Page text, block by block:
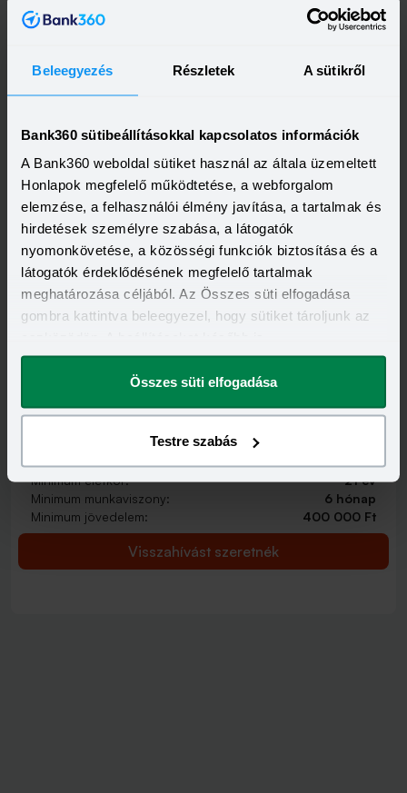
Beleegyezés Részletek A sütikről
Bank360 sütibeállításokkal kapcsolatos információk
A Bank360 weboldal sütiket használ az általa üzemeltett
Honlapok megfelelő működtetése, a webforgalom
elemzése, a felhasználói élmény javítása, a tartalmak és
hirdetések személyre szabása, a látogatók
nyomonkövetése, a közösségi funkciók biztosítása és a
látogatók érdeklődésének megfelelő tartalmak
meghatározása céljából. Az Összes süti elfogadása
gombra kattintva beleegyezel, hogy sütiket tároljunk az
megváltoztathatod.
Összes süti elfogadása
Testre szabás
500 000 - 15 000 000 Ft
13,20 - 21,10% 10,99 - 18,49%
KEDVEZMÉNY FELTÉTELEI
Minimum életkor:
21 év
Minimum munkaviszony:
Minimum jövedelem:
Visszahívást szeretnék
OTP Otthon Személyi Kölcsön
2 000 000 - 15 000 000 Ft
12,70 - 14,99% 9,99 - 13,49%
Minimum életkor:
21 év
Minimum munkaviszony:
6 hónap
Minimum jövedelem:
400 000 Ft
Visszahívást szeretnék